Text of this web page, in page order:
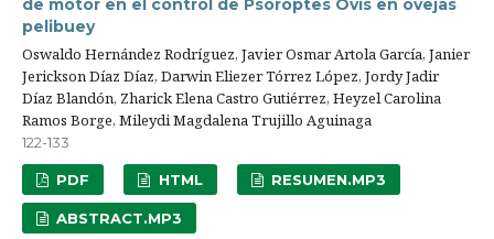
de motor en el control de Psoroptes Ovis en ovejas
pelibuey
Oswaldo Hernández Rodríguez, Javier Osmar Artola García, Janier
Jerickson Díaz Díaz, Darwin Eliezer Tórrez López, Jordy Jadir
Díaz Blandón, Zharick Elena Castro Gutiérrez, Heyzel Carolina
Ramos Borge, Mileydi Magdalena Trujillo Aguinaga
122-133
PDF HTML RESUMEN.MP3
ABSTRACT.MP3